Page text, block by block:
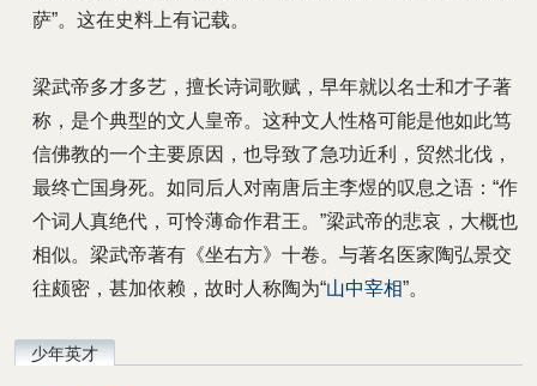
萨”。这在史料上有记载。
梁武帝多才多艺，擅长诗词歌赋，早年就以名士和才子著
称，是个典型的文人皇帝。这种文人性格可能是他如此笃
信佛教的一个主要原因，也导致了急功近利，贸然北伐，
最终亡国身死。如同后人对南唐后主李煜的叹息之语：“作
个词人真绝代，可怜薄命作君王。”梁武帝的悲哀，大概也
相似。梁武帝著有《坐右方》十卷。与著名医家陶弘景交
往颇密，甚加依赖，故时人称陶为“山中宰相”。
少年英才